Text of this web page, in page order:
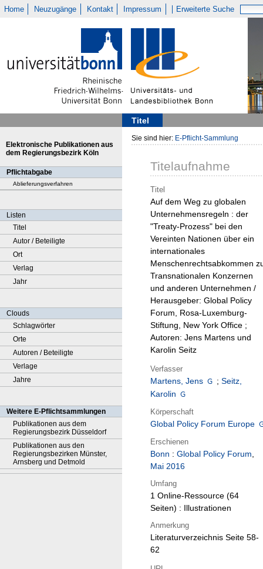
Home Neuzugänge Kontakt Impressum Erweiterte Suche
Titel
Elektronische Publikationen aus
dem Regierungsbezirk Köln
Pflichtabgabe
Ablieferungsverfahren
Listen
Titel
Autor / Beteiligte
Ort
Verlag
Jahr
Clouds
Schlagwörter
Orte
Autoren / Beteiligte
Verlage
Jahre
Weitere E-Pflichtsammlungen
Publikationen aus dem
Regierungsbezirk Düsseldorf
Publikationen aus den
Regierungsbezirken Münster,
Arnsberg und Detmold
Sie sind hier: E-Pflicht-Sammlung
Titelaufnahme
Titel
Auf dem Weg zu globalen
Unternehmensregeln : der
"Treaty-Prozess" bei den
Vereinten Nationen über ein
internationales
Menschenrechtsabkommen
Transnationalen Konzernen
und anderen Unternehmen /
Herausgeber: Global Policy
Forum, Rosa-Luxemburg-
Stiftung, New York Office ;
Autoren: Jens Martens und
Karolin Seitz
Verfasser
Martens, Jens ; Seitz,
Karolin
Körperschaft
Global Policy Forum Europe
Erschienen
Bonn : Global Policy Forum,
Mai 2016
Umfang
1 Online-Ressource (64
Seiten) : Illustrationen
Anmerkung
Literaturverzeichnis Seite 58-
62